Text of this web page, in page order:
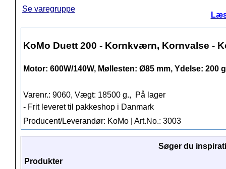
Se varegruppe
KoMo Duett 200 - Kornkværn, Kornvalse -
Motor: 600W/140W, Møllesten: Ø85 mm, Ydelse: 200
Varenr.: 9060, Vægt: 18500 g.,
På lager
- Frit leveret til pakkeshop i Danmark
Producent/Leverandør: KoMo | Art.No.: 3003
Søger du
Produkter